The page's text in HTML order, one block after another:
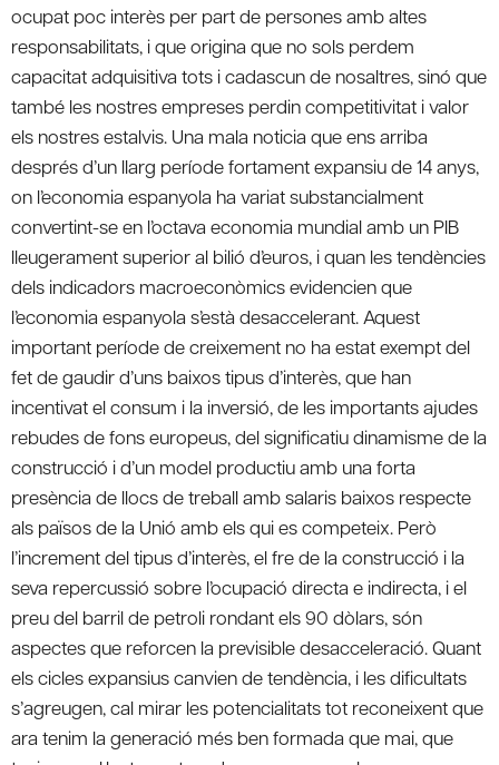
ocupat poc interès per part de persones amb altes
responsabilitats, i que origina que no sols perdem
capacitat adquisitiva tots i cadascun de nosaltres, sinó que
també les nostres empreses perdin competitivitat i valor
els nostres estalvis. Una mala noticia que ens arriba
després d’un llarg període fortament expansiu de 14 anys,
on l’economia espanyola ha variat substancialment
convertint-se en l’octava economia mundial amb un PIB
lleugerament superior al bilió d’euros, i quan les tendències
dels indicadors macroeconòmics evidencien que
l’economia espanyola s’està desaccelerant. Aquest
important període de creixement no ha estat exempt del
fet de gaudir d’uns baixos tipus d’interès, que han
incentivat el consum i la inversió, de les importants ajudes
rebudes de fons europeus, del significatiu dinamisme de la
construcció i d’un model productiu amb una forta
presència de llocs de treball amb salaris baixos respecte
als països de la Unió amb els qui es competeix. Però
l’increment del tipus d’interès, el fre de la construcció i la
seva repercussió sobre l’ocupació directa e indirecta, i el
preu del barril de petroli rondant els 90 dòlars, són
aspectes que reforcen la previsible desacceleració. Quant
els cicles expansius canvien de tendència, i les dificultats
s’agreugen, cal mirar les potencialitats tot reconeixent que
ara tenim la generació més ben formada que mai, que